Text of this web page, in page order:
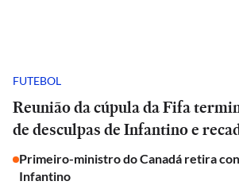
FUTEBOL
Reunião da cúpula da Fifa
de desculpas de Infantino e
Primeiro-ministro do Canadá retira
Infantino